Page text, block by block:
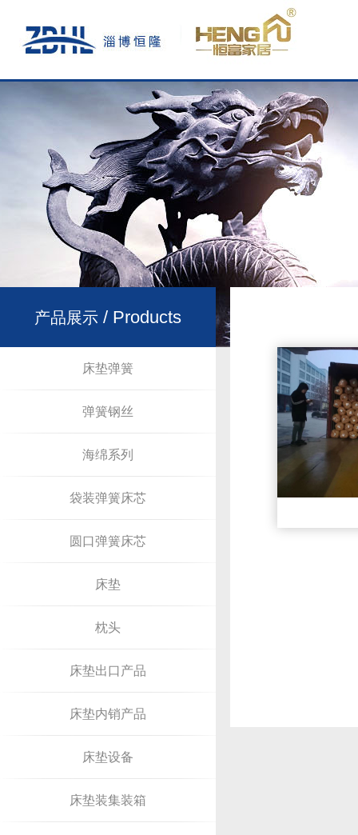
产品展示 / Products
床垫弹簧
弹簧钢丝
海绵系列
袋装弹簧床芯
圆口弹簧床芯
床垫
枕头
床垫出口产品
床垫内销产品
床垫设备
床垫装集装箱